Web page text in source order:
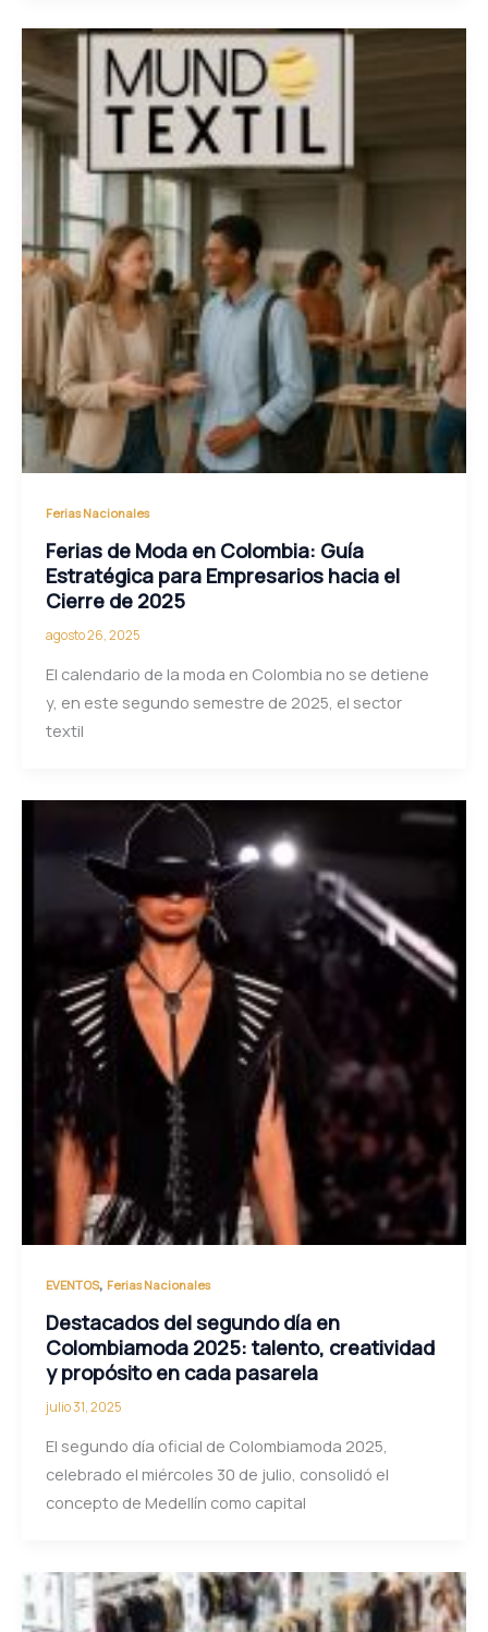
Ferias Nacionales
Ferias de Moda en Colombia: Guía
Estratégica para Empresarios hacia el
Cierre de 2025
agosto 26, 2025
El calendario de la moda en Colombia no se detiene
y, en este segundo semestre de 2025, el sector
textil
EVENTOS, Ferias Nacionales
Destacados del segundo día en
Colombiamoda 2025: talento, creatividad
y propósito en cada pasarela
julio 31, 2025
El segundo día oficial de Colombiamoda 2025,
celebrado el miércoles 30 de julio, consolidó el
concepto de Medellín como capital